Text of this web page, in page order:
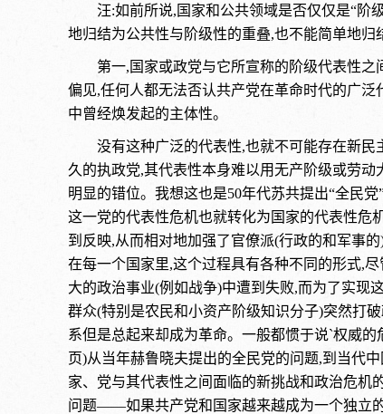
汪:如前所说,国家和公共领域是否仅仅是“阶
地归结为公共性与阶级性的重叠,也不能简单地
第一,国家或政党与它所宣称的阶级代表性
偏见,任何人都无法否认共产党在革命时代的广
中曾经焕发起的主体性。
没有这种广泛的代表性,也就不可能存在新
久的执政党,其代表性本身难以用无产阶级或劳
明显的错位。我想这也是50年代苏共提出“全民
这一党的代表性危机也就转化为国家的代表性
到反映,从而相对地加强了官僚派(行政的和军事
在每一个国家里,这个过程具有各种不同的形式,
大的政治事业(例如战争)中遭到失败,而为了实现
群众(特别是农民和小资产阶级知识分子)突然打
系但是总起来却成为革命。一般都惯于说`权威
页)从当年赫鲁晓夫提出的全民党的问题,到当代
家、党与其代表性之间面临的新挑战和政治危机
问题——如果共产党和国家越来越成为一个独立